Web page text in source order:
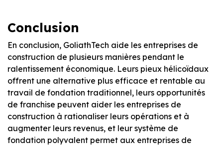
Conclusion
En conclusion, GoliathTech aide les entreprises de
construction de plusieurs manières pendant le
ralentissement économique. Leurs pieux hélicoïdaux
offrent une alternative plus efficace et rentable au
travail de fondation traditionnel, leurs opportunités
de franchise peuvent aider les entreprises de
construction à rationaliser leurs opérations et à
augmenter leurs revenus, et leur système de
fondation polyvalent permet aux entreprises de